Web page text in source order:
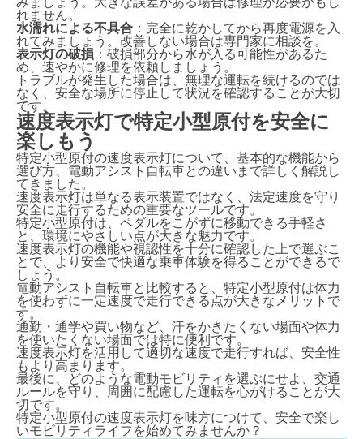
みましょう。大きな誤差がある場合は修理が必要かもし
れません。
水濡れによる不具合 ：完全に乾かしてから再度電源を入
れてみましょう。改善しない場合は専門家に相談を。
表示灯の破損 ：破損部分から水が入る可能性があるた
め、速やかに修理を依頼しましょう。
トラブルが発生した場合は、無理な運転を続けるのでは
なく、安全な場所に停止して状況を確認することが大切
です。
速度表示灯で特定小型原付を安全に
楽しもう
特定小型原付の速度表示灯について、基本的な機能から
選び方、電動アシスト自転車との違いまで詳しく解説し
てきました。
速度表示灯は単なる表示装置ではなく、法定速度を守り
安全に走行するための重要なツールです。
特定小型原付は、ペダルをこがずに移動できる手軽さ
と、環境にやさしい点が大きな魅力です。
速度表示灯の機能や視認性を十分に確認した上で選ぶこ
とで、より安全で快適な乗車体験を得ることができるで
しょう。
電動アシスト自転車と比較すると、特定小型原付は体力
を使わずに一定速度で走行できる点が大きなメリットで
す。
通勤・通学や買い物など、汗をかきたくない場面や体力
を使いたくない場面では特に便利です。
速度表示灯を活用して適切な速度で走行すれば、安全性
もより高まります。
最後に、どのような電動モビリティを選ぶにせよ、交通
ルールを守り、周囲に配慮した運転を心がけることが大
切です。
特定小型原付の速度表示灯を味方につけて、安全で楽し
いモビリティライフを始めてみませんか？